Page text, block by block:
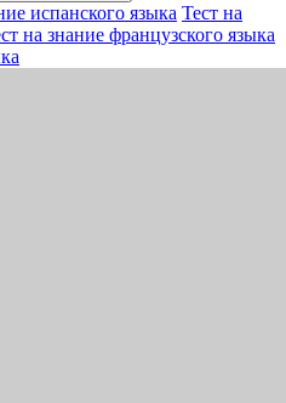
испанского языка Тест на
на знание французского языка